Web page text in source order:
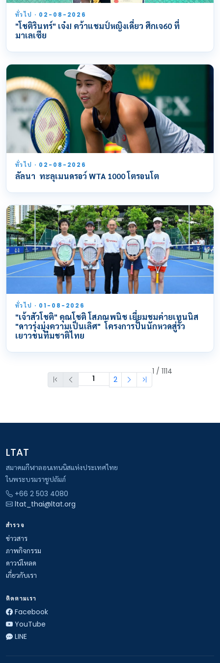
ทั่วไป · 02-08-2026
"โชติรินทร์" เจ๋ง! คว้าแชมป์หญิงเดี่ยว ศึกเจ60 ที่
มาเลเซีย
ทั่วไป · 02-08-2026
ลัลนา ทะลุเมนดรอว์ WTA 1000 โตรอนโต
ทั่วไป · 01-08-2026
"เจ้าสัวโชติ" คุณโชติ โสภณพนิช เยี่ยมชมค่ายเทนนิส
"ดาวรุ่งมุ่งความเป็นเลิศ" โครงการปั้นนักหวดสู่รั้ว
เยาวชนทีมชาติไทย
2
1 / 1114
LTAT
สมาคมกีฬาลอนเทนนิสแห่งประเทศไทย
ในพระบรมราชูปถัมภ์
+66 2 503 4080
ltat_thai@ltat.org
สำรวจ
ข่าวสาร
ภาพกิจกรรม
ดาวน์โหลด
เกี่ยวกับเรา
ติดตามเรา
Facebook
YouTube
LINE